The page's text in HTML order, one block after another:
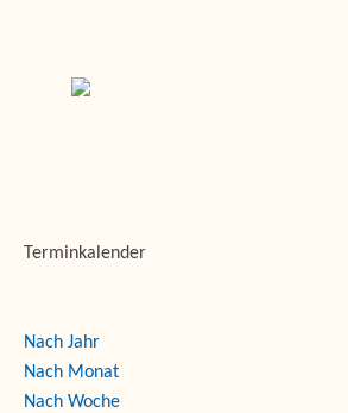
Terminkalender
Nach Jahr
Nach Monat
Nach Woche